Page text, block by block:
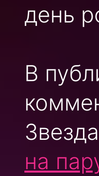
день
В
на